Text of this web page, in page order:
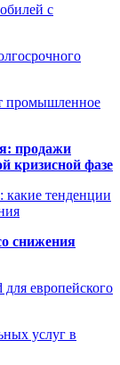
с
промышленное
продажи
кризисной фазе
тенденции
снижения
европейского
услуг в